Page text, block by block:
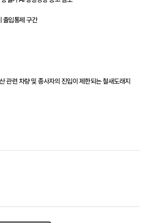
출입통제 구간
련 차량 및 종사자의 진입이 제한되는 철새도래지